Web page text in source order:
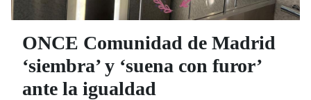
ONCE Comunidad de Madrid
‘siembra’ y ‘suena con furor’
ante la igualdad